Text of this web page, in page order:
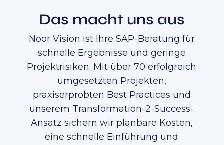
Das macht uns aus
Noor Vision ist Ihre SAP-Beratung für
schnelle Ergebnisse und geringe
Projektrisiken. Mit über 70 erfolgreich
umgesetzten Projekten,
praxiserprobten Best Practices und
unserem Transformation-2-Success-
Ansatz sichern wir planbare Kosten,
eine schnelle Einführung und